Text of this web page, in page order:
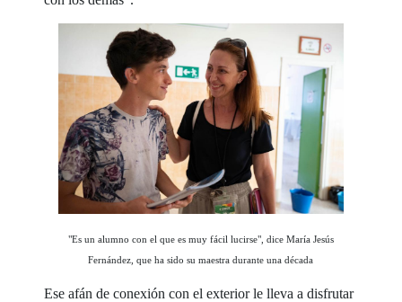
"Es un alumno con el que es muy fácil lucirse", dice María Jesús
Fernández, que ha sido su maestra durante una década
Ese afán de conexión con el exterior le lleva a disfrutar